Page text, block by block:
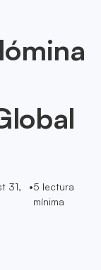
31,
•5 lectura
mínima